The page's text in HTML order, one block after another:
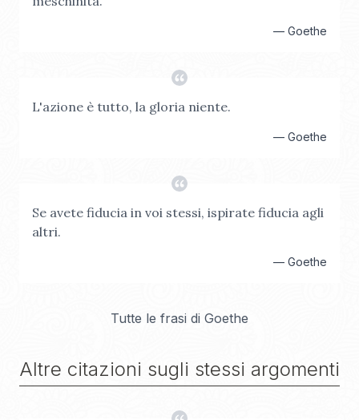
— Goethe
L'azione è tutto, la gloria niente.
— Goethe
Se avete fiducia in voi stessi, ispirate fiducia agli
altri.
— Goethe
Tutte le frasi di Goethe
Altre citazioni sugli stessi argomenti